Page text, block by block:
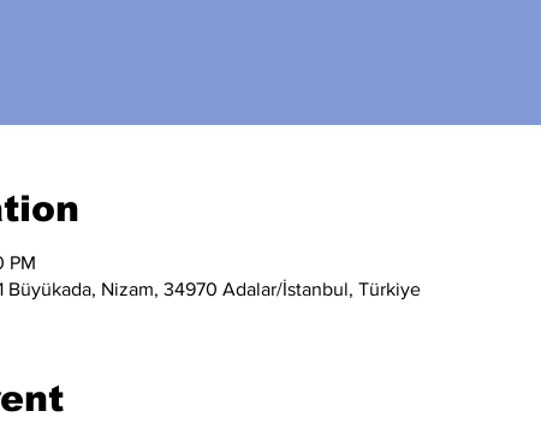
PM
Büyükada, Nizam, 34970 Adalar/İstanbul, Türkiye